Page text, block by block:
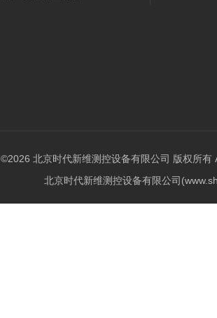
©2026 北京时代新维测控设备有限公司 版权所有
北京时代新维测控设备有限公司